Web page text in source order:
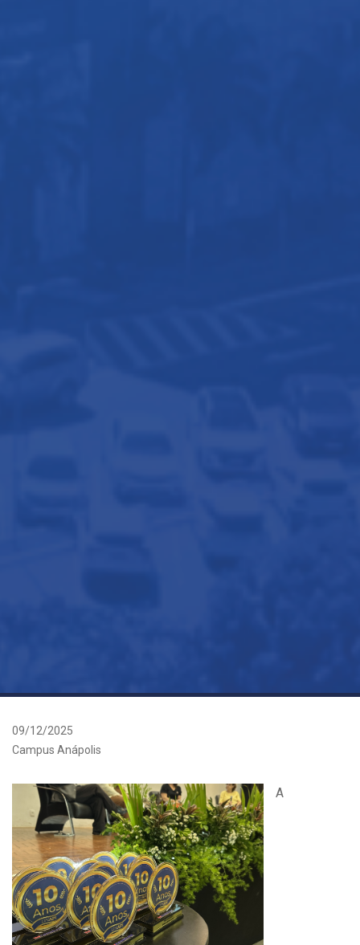
09/12/2025
Campus Anápolis
A